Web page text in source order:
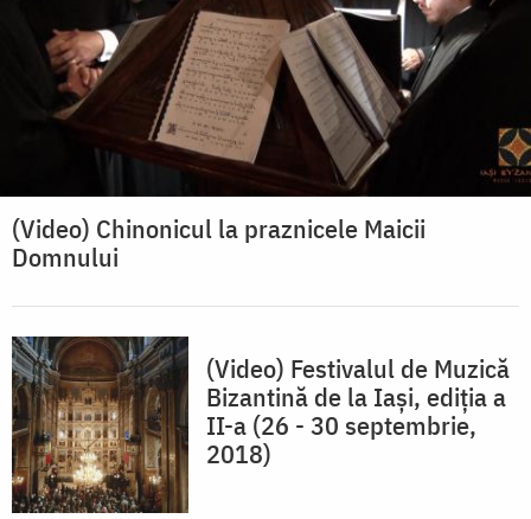
(Video) Chinonicul la praznicele Maicii
Domnului
(Video) Festivalul de Muzică
Bizantină de la Iași, ediția a
II-a (26 - 30 septembrie,
2018)